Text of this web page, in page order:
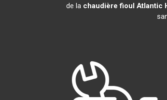
de la chaudière fioul Atlantic